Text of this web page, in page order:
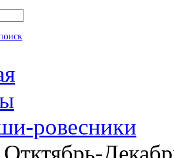
ровесники